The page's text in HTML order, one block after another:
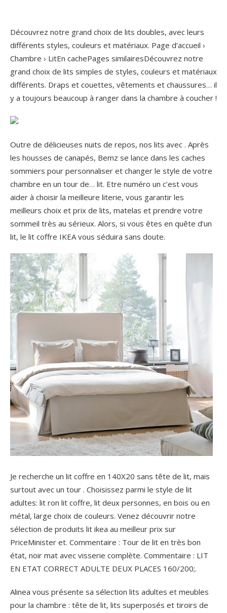
Découvrez notre grand choix de lits doubles, avec leurs
différents styles, couleurs et matériaux. Page d’accueil ›
Chambre › LitEn cachePages similairesDécouvrez notre
grand choix de lits simples de styles, couleurs et matériaux
différents. Draps et couettes, vêtements et chaussures… il
y a toujours beaucoup à ranger dans la chambre à coucher !
Outre de délicieuses nuits de repos, nos lits avec . Après
les housses de canapés, Bemz se lance dans les caches
sommiers pour personnaliser et changer le style de votre
chambre en un tour de… lit. Etre numéro un c’est vous
aider à choisir la meilleure literie, vous garantir les
meilleurs choix et prix de lits, matelas et prendre votre
sommeil très au sérieux. Alors, si vous êtes en quête d’un
lit, le lit coffre IKEA vous séduira sans doute.
Je recherche un lit coffre en 140X20 sans tête de lit, mais
surtout avec un tour . Choisissez parmi le style de lit
adultes: lit ron lit coffre, lit deux personnes, en bois ou en
métal, large choix de couleurs. Venez découvrir notre
sélection de produits lit ikea au meilleur prix sur
PriceMinister et. Commentaire : Tour de lit en très bon
état, noir mat avec visserie complète. Commentaire : LIT
EN ETAT CORRECT ADULTE DEUX PLACES 160/200;.
Alinea vous présente sa sélection lits adultes et meubles
pour la chambre : tête de lit, lits superposés et tiroirs de